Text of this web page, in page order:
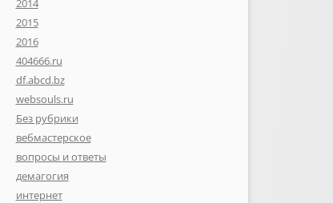
2014
2015
2016
404666.ru
df.abcd.bz
websouls.ru
Без рубрики
вебмастерское
вопросы и ответы
демагогия
интернет